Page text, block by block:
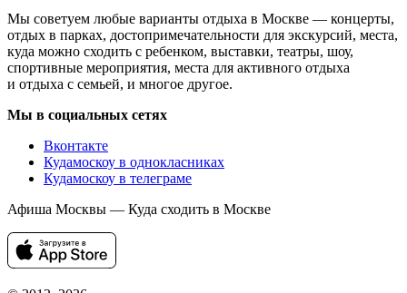
Мы советуем любые варианты отдыха в Москве — концерты,
отдых в парках, достопримечательности для экскурсий, места,
куда можно сходить с ребенком, выставки, театры, шоу,
спортивные мероприятия, места для активного отдыха
и отдыха с семьей, и многое другое.
Мы в социальных сетях
Вконтакте
Кудамоскоу в однокласниках
Кудамоскоу в телеграме
Афиша Москвы — Куда сходить в Москве